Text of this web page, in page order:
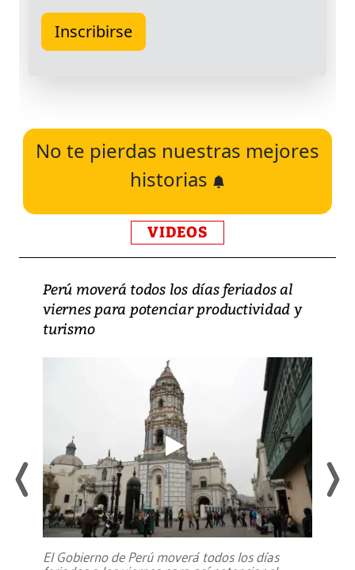
No te pierdas nuestras mejores
historias
VIDEOS
Perú moverá todos los días feriados al
viernes para potenciar productividad y
turismo
El Gobierno de Perú moverá todos los días